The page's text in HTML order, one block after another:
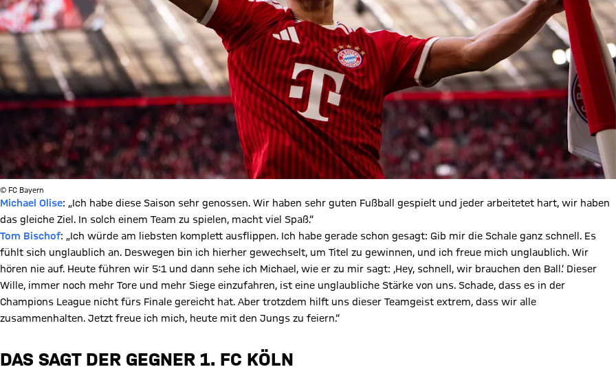
© FC Bayern
Michael Olise: „Ich habe diese Saison sehr genossen. Wir haben sehr guten Fußball gespielt und jeder arbeitetet hart, wir haben
das gleiche Ziel. In solch einem Team zu spielen, macht viel Spaß.“
Tom Bischof: „Ich würde am liebsten komplett ausflippen. Ich habe gerade schon gesagt: Gib mir die Schale ganz schnell. Es
fühlt sich unglaublich an. Deswegen bin ich hierher gewechselt, um Titel zu gewinnen, und ich freue mich unglaublich. Wir
hören nie auf. Heute führen wir 5:1 und dann sehe ich Michael, wie er zu mir sagt: ‚Hey, schnell, wir brauchen den Ball.‘ Dieser
Wille, immer noch mehr Tore und mehr Siege einzufahren, ist eine unglaubliche Stärke von uns. Schade, dass es in der
Champions League nicht fürs Finale gereicht hat. Aber trotzdem hilft uns dieser Teamgeist extrem, dass wir alle
zusammenhalten. Jetzt freue ich mich, heute mit den Jungs zu feiern.“
DAS SAGT DER GEGNER 1. FC KÖLN